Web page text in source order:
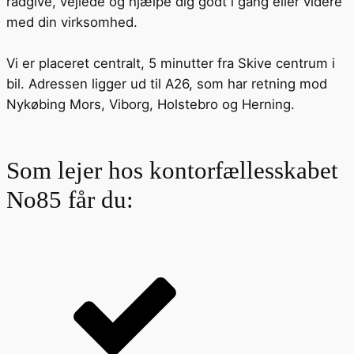
med din virksomhed.
Vi er placeret centralt, 5 minutter fra Skive centrum i
bil. Adressen ligger ud til A26, som har retning mod
Nykøbing Mors, Viborg, Holstebro og Herning.
Som lejer hos kontorfællesskabet
No85 får du: